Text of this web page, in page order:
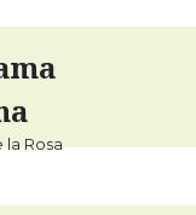
la Rosa